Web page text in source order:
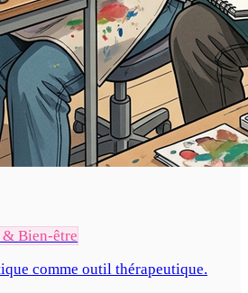
Bien-être
comme outil thérapeutique.